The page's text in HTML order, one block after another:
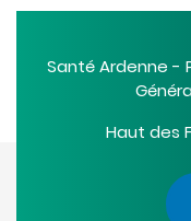
Santé Ardenne -
Haut des